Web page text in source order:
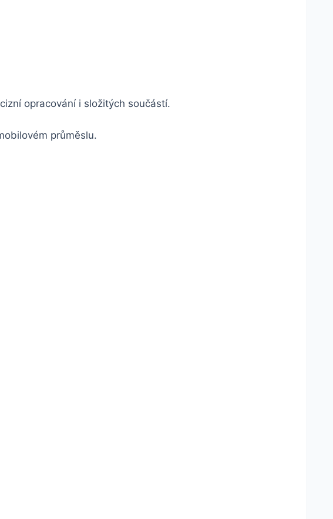
opracování i složitých součástí.
průměslu.